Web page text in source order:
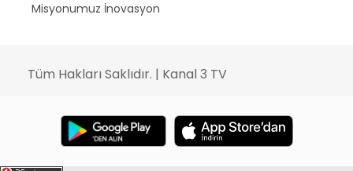
Misyonumuz İnovasyon
Tüm Hakları Saklıdır. | Kanal 3 TV